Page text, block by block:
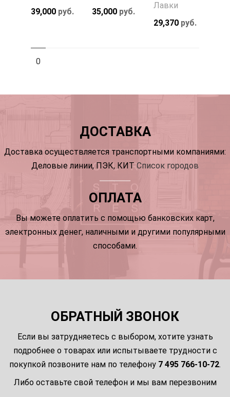
39,000 руб.
35,000 руб.
Лавки
29,370руб.
0
ДОСТАВКА
Доставка осуществляется транспортными компаниями:
Деловые линии, ПЭК, КИТ Список городов
ОПЛАТА
Вы можете оплатить с помощью банковских карт,
электронных денег, наличными и другими популярными
способами.
ОБРАТНЫЙ ЗВОНОК
Если вы затрудняетесь с выбором, хотите узнать
подробнее о товарах или испытываете трудности с
покупкой позвоните нам по телефону 7 495 766-10-72.
Либо оставьте свой телефон и мы вам перезвоним